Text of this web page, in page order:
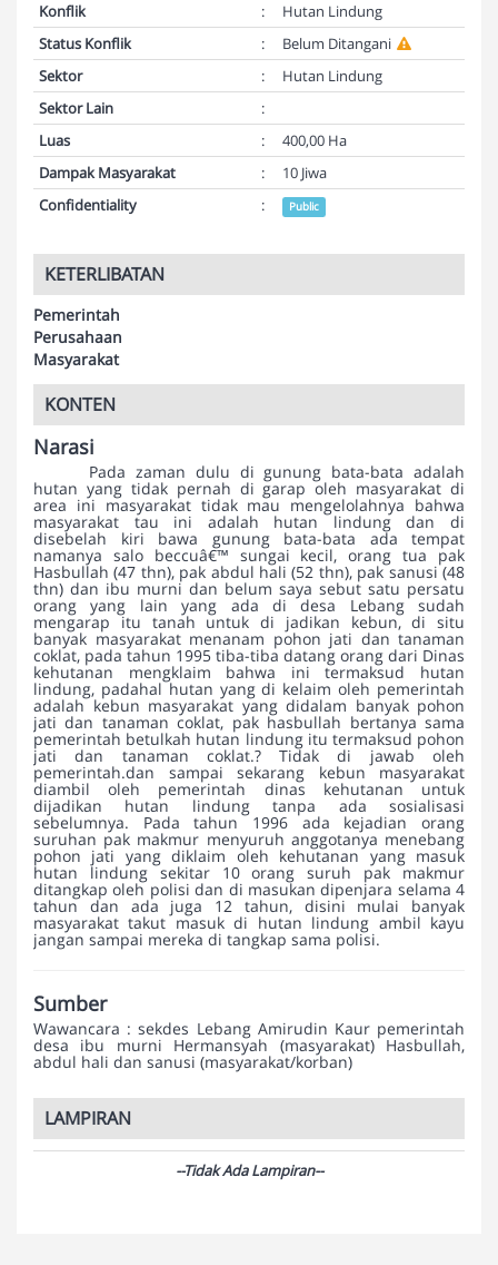
Konflik
:
Hutan Lindung
Status Konflik
:
Belum Ditangani
Sektor
:
Hutan Lindung
Sektor Lain
:
Luas
:
400,00 Ha
Dampak Masyarakat
:
10 Jiwa
Confidentiality
: Public
KETERLIBATAN
Pemerintah
Perusahaan
Masyarakat
KONTEN
Narasi
Pada zaman dulu di gunung bata-bata adalah
hutan yang tidak pernah di garap oleh masyarakat di
area ini masyarakat tidak mau mengelolahnya bahwa
masyarakat tau ini adalah hutan lindung dan di
disebelah kiri bawa gunung bata-bata ada tempat
namanya salo beccuâ€™ sungai kecil, orang tua pak
Hasbullah (47 thn), pak abdul hali (52 thn), pak sanusi (48
thn) dan ibu murni dan belum saya sebut satu persatu
orang yang lain yang ada di desa Lebang sudah
mengarap itu tanah untuk di jadikan kebun, di situ
banyak masyarakat menanam pohon jati dan tanaman
coklat, pada tahun 1995 tiba-tiba datang orang dari Dinas
kehutanan mengklaim bahwa ini termaksud hutan
lindung, padahal hutan yang di kelaim oleh pemerintah
adalah kebun masyarakat yang didalam banyak pohon
jati dan tanaman coklat, pak hasbullah bertanya sama
pemerintah betulkah hutan lindung itu termaksud pohon
jati dan tanaman coklat.? Tidak di jawab oleh
pemerintah.dan sampai sekarang kebun masyarakat
diambil oleh pemerintah dinas kehutanan untuk
dijadikan hutan lindung tanpa ada sosialisasi
sebelumnya. Pada tahun 1996 ada kejadian orang
suruhan pak makmur menyuruh anggotanya menebang
pohon jati yang diklaim oleh kehutanan yang masuk
hutan lindung sekitar 10 orang suruh pak makmur
ditangkap oleh polisi dan di masukan dipenjara selama 4
tahun dan ada juga 12 tahun, disini mulai banyak
masyarakat takut masuk di hutan lindung ambil kayu
jangan sampai mereka di tangkap sama polisi.
Sumber
Wawancara : sekdes Lebang Amirudin Kaur pemerintah
desa ibu murni Hermansyah (masyarakat) Hasbullah,
abdul hali dan sanusi (masyarakat/korban)
LAMPIRAN
--Tidak Ada Lampiran--